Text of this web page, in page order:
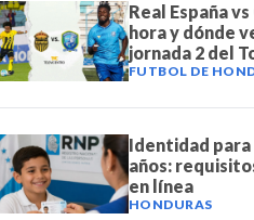
Real España
hora y dónde
jornada 2 del
FUTBOL DE
Identidad para
años:
en línea
HONDURAS